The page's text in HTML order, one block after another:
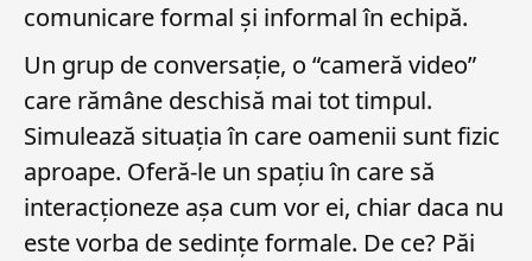
comunicare formal și informal în echipă.
Un grup de conversație, o “cameră video”
care rămâne deschisă mai tot timpul.
Simulează situația în care oamenii sunt fizic
aproape. Oferă-le un spațiu în care să
interacționeze așa cum vor ei, chiar daca nu
este vorba de sedințe formale. De ce? Păi